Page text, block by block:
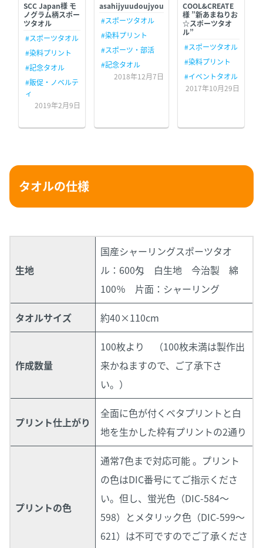
SCC Japan様 モ
ノグラム柄スポー
ツタオル
#スポーツタオル
#染料プリント
#記念タオル
#販促・ノベルテ
ィ
2019年2月9日
asahijyuudoujyou
#スポーツタオル
#染料プリント
#スポーツ・部活
#記念タオル
2018年12月7日
COOL&CREATE
様 ”新あまねりお
☆スポーツタオ
ル”
#スポーツタオル
#染料プリント
#イベントタオル
2017年10月29日
タオルの仕様
生地
国産シャーリングスポーツタオ
ル：600匁 白生地 今治製 綿
100％ 片面：シャーリング
タオルサイズ 約40×110cm
作成数量
100枚より （100枚未満は製作出
来かねますので、ご了承下さ
い。）
プリント仕上がり
全面に色が付くベタプリントと白
地を生かした枠有プリントの2通り
プリントの色
通常7色まで対応可能 。プリント
の色はDIC番号にてご指示くださ
い。但し、蛍光色（DIC-584～
598）とメタリック色（DIC-599～
621）は不可ですのでご了承くださ